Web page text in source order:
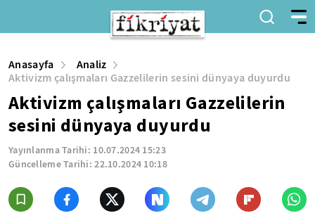
Anasayfa
Analiz
Aktivizm çalışmaları Gazzelilerin sesini dünyaya duyurdu
Aktivizm çalışmaları Gazzelilerin
sesini dünyaya duyurdu
Yayınlanma Tarihi: 10.07.2024 15:23
Güncelleme Tarihi:22.10.2024 10:18